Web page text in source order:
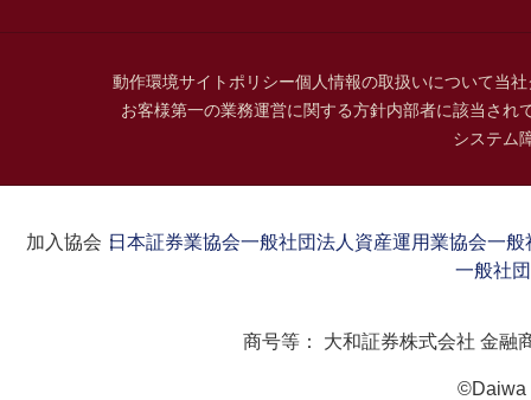
動作環境サイトポリシー個人情報の取扱いについて当
お客様第一の業務運営に関する方針内部者に該当され
システム
加入協会：日本証券業協会一般社団法人資産運用業協会一般
一般社
商号等： 大和証券株式会社 金融
©Daiwa